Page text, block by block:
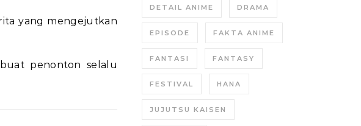
yang mengejutkan
penonton selalu
DETAIL ANIME DRAMA
EPISODE FAKTA ANIME
FANTASI FANTASY
FESTIVAL HANA
JUJUTSU KAISEN